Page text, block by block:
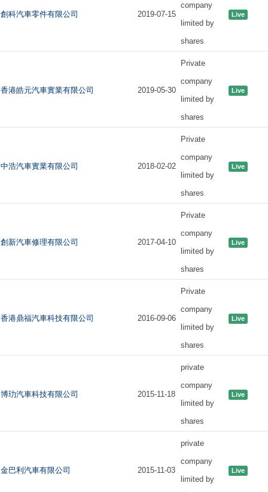
創科汽車零件有限公司 2019-07-15
company
limited by
shares
Live
香港皓元汽車實業有限公司 2019-05-30
Private
company
limited by
shares
Live
中浩汽車實業有限公司 2018-02-02
Private
company
limited by
shares
Live
創新汽車修理有限公司 2017-04-10
Private
company
limited by
shares
Live
香港鼎福汽車科技有限公司 2016-09-06
Private
company
limited by
shares
Live
博玏汽車科技有限公司 2015-11-18
private
company
limited by
shares
Live
金巴利汽車有限公司 2015-11-03
private
company
limited by
Live